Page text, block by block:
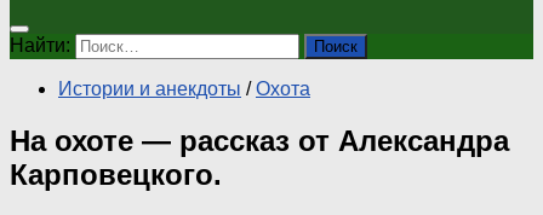
Найти:
Истории и анекдоты / Охота
На охоте — рассказ от Александра
Карповецкого.